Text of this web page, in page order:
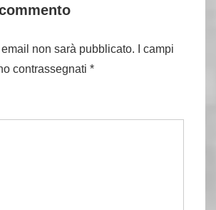
email non sarà pubblicato.
I campi
contrassegnati *